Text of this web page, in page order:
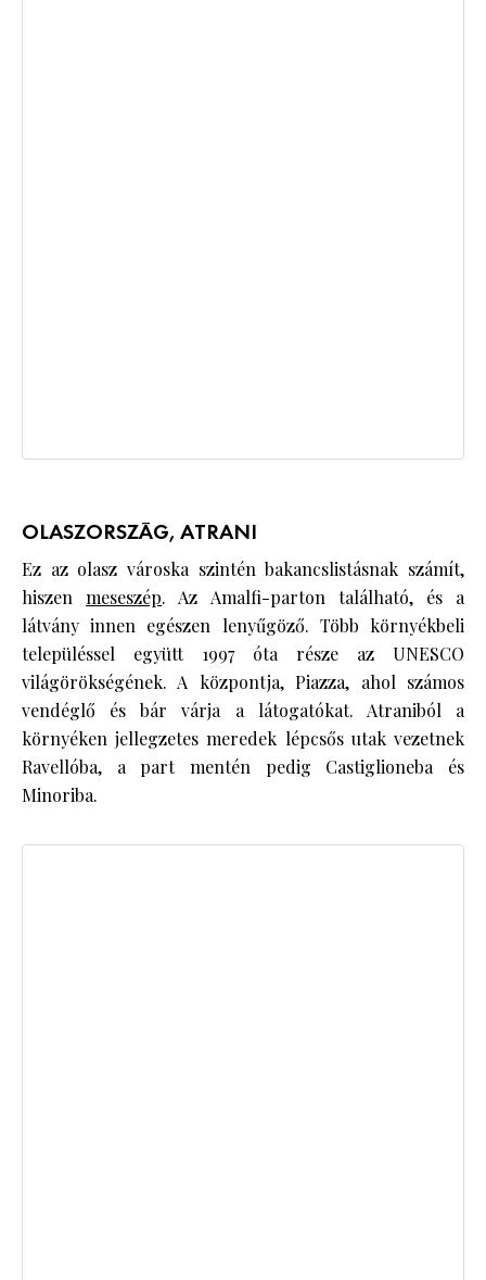
OLASZORSZÁG, ATRANI
Ez az olasz városka szintén bakancslistásnak számít,
hiszenmeseszép. Az Amalfi-parton található, és a
látvány innen egészen lenyűgöző. Több környékbeli
településsel együtt 1997 óta része az UNESCO
világörökségének. A központja, Piazza, ahol számos
vendéglő és bár várja a látogatókat. Atraniból a
környéken jellegzetes meredek lépcsős utak vezetnek
Ravellóba, a part mentén pedig Castiglioneba és
Minoriba.